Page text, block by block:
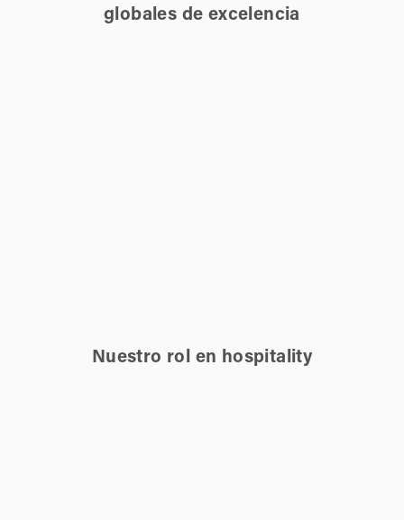
globales de excelencia
Nuestro rol en hospitality